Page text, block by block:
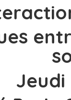
Jeudi